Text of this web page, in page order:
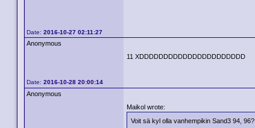
Date:2016-10-27 02:11:27
Anonymous
Date:2016-10-28 20:00:14
11 XDDDDDDDDDDDDDDDDDDDDDD
Anonymous
Maikol wrote:
Voit sä kyl olla vanhempikin Sand3 94, 96?